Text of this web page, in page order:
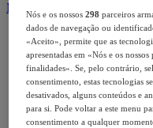
Modalidades
Nós e os nossos298 parceiros
dados de navegação ou
«Aceito», permite que as
apresentadas em «Nós e os
finalidades». Se, pelo contrário,
consentimento, estas tecnologias
desativados, alguns conteúdos e
para si. Pode voltar a este menu
consentimento a qualquer